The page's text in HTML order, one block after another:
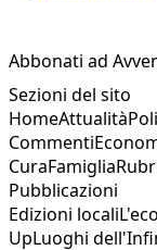
Abbonati ad
Sezioni del sito
HomeAttualità
Commenti
CuraFamiglia
Pubblicazioni
Edizioni locali
UpLuoghi